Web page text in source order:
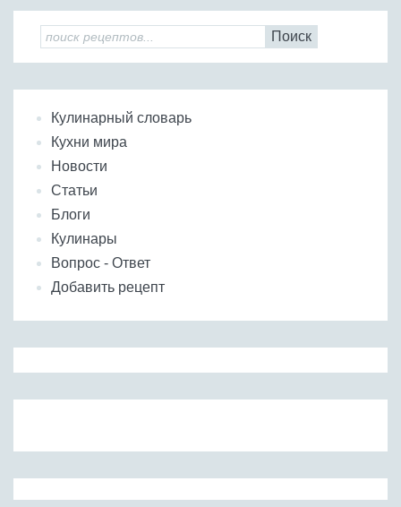
Поиск
Кулинарный словарь
Кухни мира
Новости
Статьи
Блоги
Кулинары
Вопрос - Ответ
Добавить рецепт